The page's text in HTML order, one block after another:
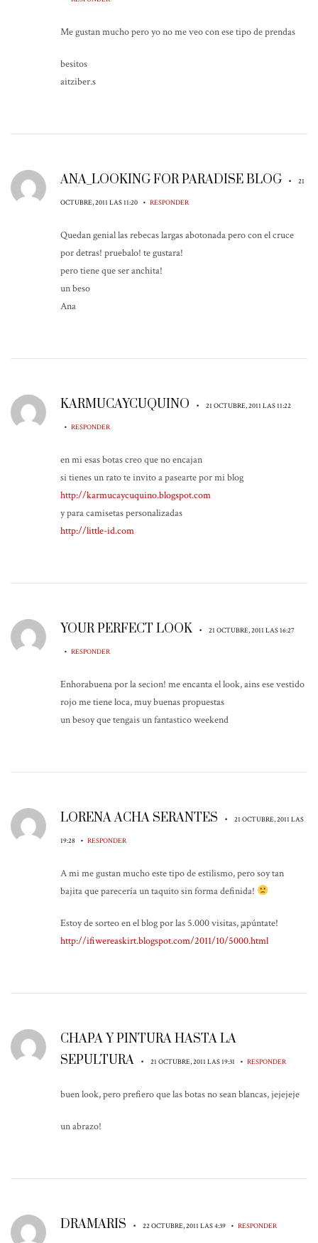
Me gustan mucho pero yo no me veo con ese tipo de prendas
besitos
aitziber.s
ANA_LOOKING FOR PARADISE BLOG • 21
OCTUBRE, 2011 LAS 11:20 • RESPONDER
Quedan genial las rebecas largas abotonada pero con el cruce
por detras! pruebalo! te gustara!
pero tiene que ser anchita!
un beso
Ana
KARMUCAYCUQUINO • 21 OCTUBRE, 2011 LAS 11:22
• RESPONDER
en mi esas botas creo que no encajan
si tienes un rato te invito a pasearte por mi blog
http://karmucaycuquino.blogspot.com
y para camisetas personalizadas
http://little-id.com
YOUR PERFECT LOOK • 21 OCTUBRE, 2011 LAS 16:27
• RESPONDER
Enhorabuena por la secion! me encanta el look, ains ese vestido
rojo me tiene loca, muy buenas propuestas
un besoy que tengais un fantastico weekend
LORENA ACHA SERANTES • 21 OCTUBRE, 2011 LAS
19:28 • RESPONDER
A mi me gustan mucho este tipo de estilismo, pero soy tan
bajita que parecería un taquito sin forma definida!
Estoy de sorteo en el blog por las 5.000 visitas, ¡apúntate!
http://ifiwereaskirt.blogspot.com/2011/10/5000.html
CHAPA Y PINTURA HASTA LA
SEPULTURA
• 21 OCTUBRE, 2011 LAS 19:31 • RESPONDER
buen look, pero prefiero que las botas no sean blancas, jejejeje
un abrazo!
DRAMARIS • 22 OCTUBRE, 2011 LAS 4:39 • RESPONDER